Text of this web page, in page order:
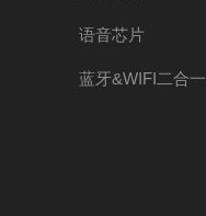
语音芯片
蓝牙&WIFI二合一